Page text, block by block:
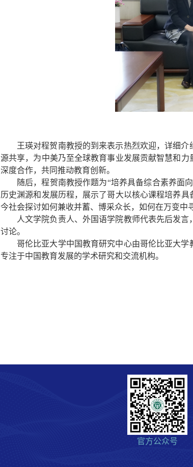
王瑛对程贺南教授的到来表示热烈欢迎，详细介
源共享，为中美乃至全球教育事业发展贡献智慧和力
深度合作，共同推动教育创新。
随后，程贺南教授作题为“培养具备综合素养面
历史渊源和发展历程，展示了哥大以核心课程培养
今社会探讨如何兼收并蓄、博采众长，如何在万变中
人文学院负责人、外国语学院教师代表先后发
讨论。
哥伦比亚大学中国教育研究中心由哥伦比亚大
专注于中国教育发展的学术研究和交流机构。
官方公众号